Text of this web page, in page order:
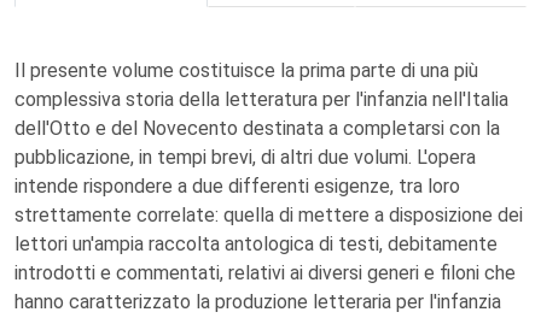
Il presente volume costituisce la prima parte di una più
complessiva storia della letteratura per l'infanzia nell'Italia
dell'Otto e del Novecento destinata a completarsi con la
pubblicazione, in tempi brevi, di altri due volumi. L'opera
intende rispondere a due differenti esigenze, tra loro
strettamente correlate: quella di mettere a disposizione dei
lettori un'ampia raccolta antologica di testi, debitamente
introdotti e commentati, relativi ai diversi generi e filoni che
hanno caratterizzato la produzione letteraria per l'infanzia